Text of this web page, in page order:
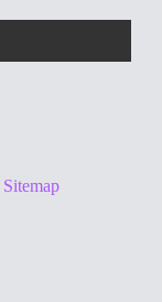
Sitemap